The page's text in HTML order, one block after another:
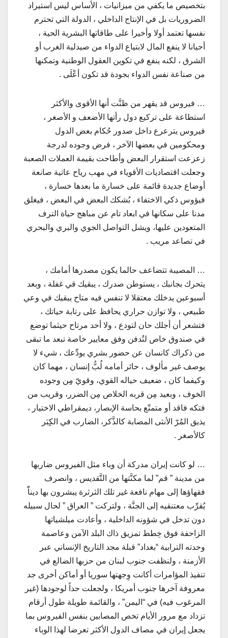
بتخصيص ما يكفي من ميزانيات ، الأساس ليس استيراد
الضروريات بل في الإنتاج الداخلي ، الدولة التي تحترم
نفسها تعتمد أولا وأخيرا على طاقاتها البشرية الحية ،
أحيانا لا ينفع المال لابتياع الدواء من صيدلية الغرب أو
الشرق ، لكنه ينفع في تكوين العقول الوطنية وتمكنها
من صناعة نفس الدواء بجودة قد تكون أعْلَى .
… فيروس قد يقهر من ظنَّت أنها الأقوى والأكثر
استطاعة على تركيع دول رأتها الأضعف و الأصغر ،
فيروس يترعرع داخل صدور حُكام بعض الدول
ومحكومين في بعضها الآخر ، فرض وجوده لدرجة
زعزعت استقرار البعض وأطاحت بقيمة العملات الصعبة
وجعلت اقتصاديات الأقوياء في مهب رياح عاتية صانعة
أوضاع جديدة قائمة على خسارة ما بعدها خسارة ،
فيؤوس ذكي الاختفاء ، بُشكك البعض في البعض ، فيغلق
مدنا على سكانها في ابعاد تام عن مباهج حياة الترف
المتعودين عليها، ويشل التواصل الجوي والبري والبحري
في تصاعد مريب .
… المصيبة تتضاعف حالما يكون مصدرها أمامك ،
يتحرك بجانبك ، يستوطن صدرك ، يبقيك قي غفلة ، وبعد
أسبوعين يدخلك معتقلا لا تنفس فيه متاح يبقيك في وعي
طبيعي ، ولا توازن حراري يحافظ على رتابة حياتك ،
فتشعر أن أجلك حان لتودع ، ولا أحد مرتاح حيثما توضع
في صندوق خاص لتُدفن وفق معايير خاصة تبعد ما تبقى
من ذكراك كانسان عن حضور بشري يودِّعك ، شيء لا
يوصف غير مألوف ، حائر أمامه لُبُّ إنسان ، مهما كان
وكيفما كان ، ضعيف حياله القوي، وقويّ مِِن وجوده
الخوف ، وبعيد مِن قربه الخلاص مِن الضرر، وقريب من
فتكه فاقد أو متمتّع بحاسة الإبصار، ديمقراطي الاختيار ،
يذيق المُرّ الأنثى المصابة كالذَّكر، الضارب في الكِِبَر
كالأصغر .
… لو كانت إيران مدركة أن وباء مثل الفيروس ضاربها
من مدينة ” قم” لما مكنَّتها من التَّقديس ، وانصرف
فقهاؤها إلى مهام نافعة غير تلك الثرثرة يبشرون بها ديناًً
يُقرِّب معتنقيه إلى الجنَّة ، ولتركت ” العراق ” لحال سبيله
دون تدخل في شؤونه الداخلية ، وأعادت ميلشياتها
الزاحفة فوق خِطط تمزيق ذاك البلد الآمن وعاصمة
وحدته الترابية “بغداد” قبلة مجد التاريخ الإنساني عبر
الأزمنة ، ولنظفت جنوب لبنان من حزبها الضالع في
تنفيذ المؤامرات أكانت وِجهتها سوريا أو أماكن أخرى جد
معروفة آخرها جنوب أمريكا ، ولجعلت حداً لوجودها (غير
المرغوب فيه) في “اليمن” ، والقائمة طويلة طول أرقام
تزداد مع مرور الأيام تخص المصابين بنفس الفيروس بما
يجعل إيران في مصاف الدول الأكثر تعرضا لهذا الوباء